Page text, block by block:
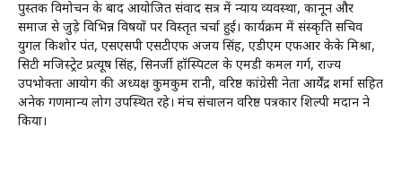
पुस्तक विमोचन के बाद आयोजित संवाद सत्र में न्याय व्यवस्था, कानून और
समाज से जुड़े विभिन्न विषयों पर विस्तृत चर्चा हुई। कार्यक्रम में संस्कृति सचिव
युगल किशोर पंत, एसएसपी एसटीएफ अजय सिंह, एडीएम एफआर केके मिश्रा,
सिटी मजिस्ट्रेट प्रत्यूष सिंह, सिनर्जी हॉस्पिटल के एमडी कमल गर्ग, राज्य
उपभोक्ता आयोग की अध्यक्ष कुमकुम रानी, वरिष्ठ कांग्रेसी नेता आर्येंद्र शर्मा सहित
अनेक गणमान्य लोग उपस्थित रहे। मंच संचालन वरिष्ठ पत्रकार शिल्पी मदान ने
किया।